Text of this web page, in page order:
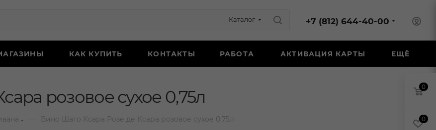
Каталог +7 (812) 644-40-00
КАК КУПИТЬ КОНТАКТЫ РАБОТА АКТИВАЦИЯ КАРТЫ ЕЩЁ
розовое сухое 0,75л
Вино Шато Ксара Розе де Ксара розовое сухое 0,75л
0
0